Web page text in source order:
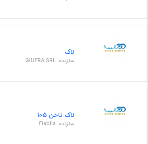
لاک
سازنده: GIUFRA SRL
لاک ناخن 105
سازنده: Fiabila